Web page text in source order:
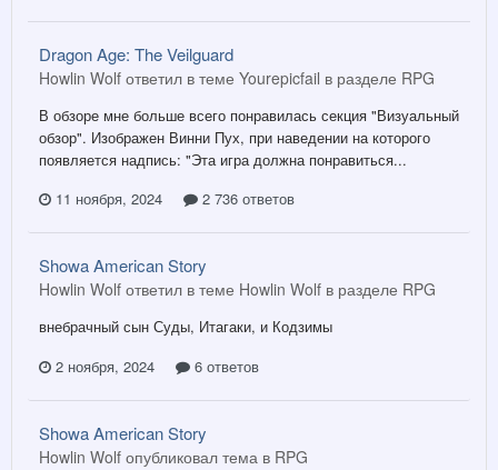
Dragon Age: The Veilguard
Howlin Wolf ответил в теме Yourepicfail в разделе RPG
В обзоре мне больше всего понравилась секция "Визуальный
обзор". Изображен Винни Пух, при наведении на которого
появляется надпись: "Эта игра должна понравиться...
11 ноября, 2024
2 736 ответов
Showa American Story
Howlin Wolf ответил в теме Howlin Wolf в разделе RPG
внебрачный сын Суды, Итагаки, и Кодзимы
2 ноября, 2024
6 ответов
Showa American Story
Howlin Wolf опубликовал тема в RPG